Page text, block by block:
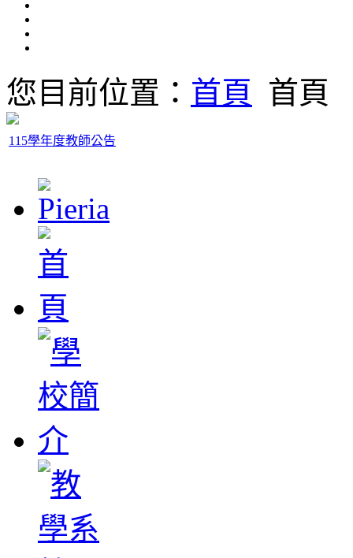
您目前位置： 首頁 首頁
115學年度教師公告